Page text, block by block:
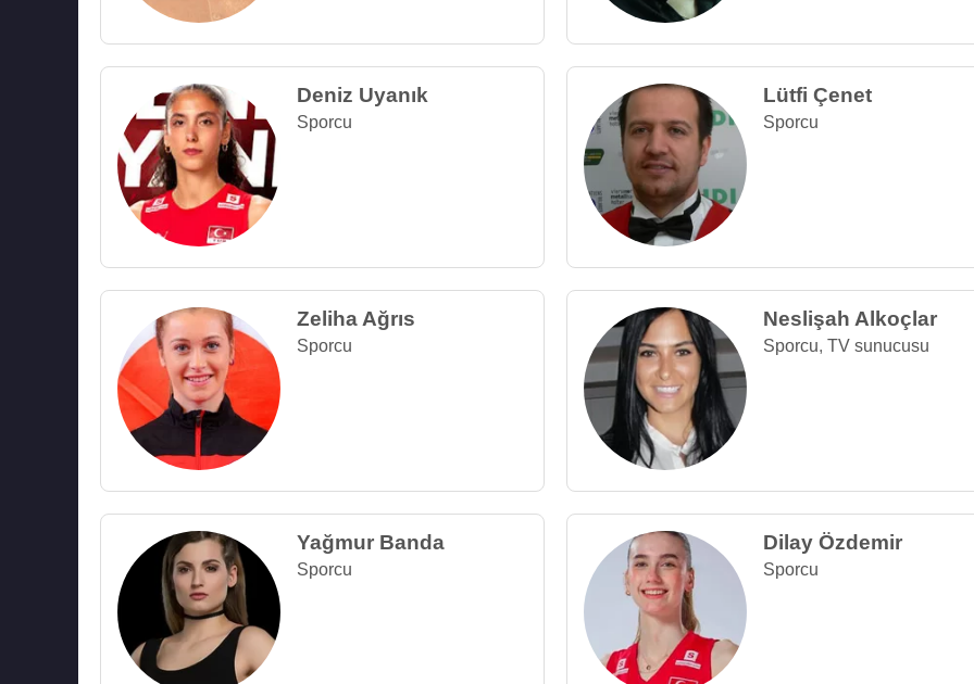
Deniz Uyanık
Sporcu
Lütfi Çenet
Sporcu
Zeliha Ağrıs
Sporcu
Neslişah Alkoçlar
Sporcu,TV sunucusu
Yağmur Banda
Sporcu
Dilay Özdemir
Sporcu